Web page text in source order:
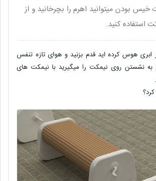
بودن میتوانید اهرم را بچرخانید و از
کنید.
هوس کرده اید قدم بزنید و هوای تازه تنفس
به نشستن روی نیمکت را میگیرید با نیمکت های